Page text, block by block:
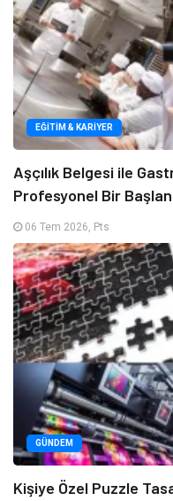
EĞITIM & KARIYER
Aşçılık Belgesi ile
Profesyonel Bir
06 Tem 2026, Pts
GÜNDEM
Kişiye Özel Puzzle